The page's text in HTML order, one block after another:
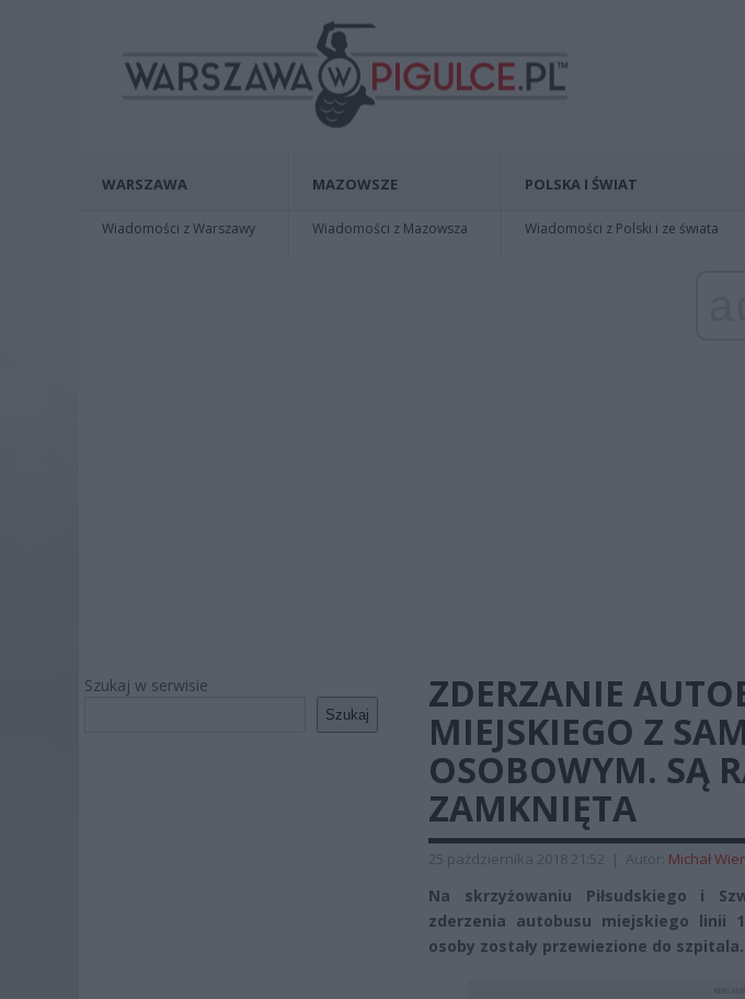
WARSZAWA
Wiadomości z Warszawy
MAZOWSZE
Wiadomości z Mazowsza
POLSKA I ŚWIAT
Wiadomości z Polski i ze świata
Szukaj w serwisie
Szukaj
ZDERZANIE
MIEJSKIEGO Z
OSOBOWYM. SĄ
ZAMKNIĘTA
25 października 2018 21:52 | Autor: Michał
Na skrzyżowaniu Piłsudskiego i
zderzenia autobusu miejskiego linii
osoby zostały przewiezione do szpitala.